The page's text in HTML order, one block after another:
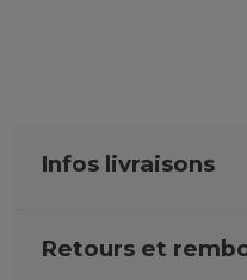
Infos livraisons
Retours et